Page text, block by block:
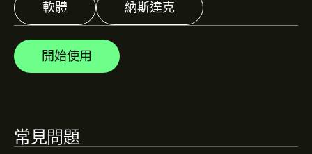
軟體 納斯達克
開始使用
常見問題
dLocal Ltd. 的市值是 ‎$‎4.25B 美元
根據 1 位分析師在過去三個月對 DLO 的建議，整體共識為